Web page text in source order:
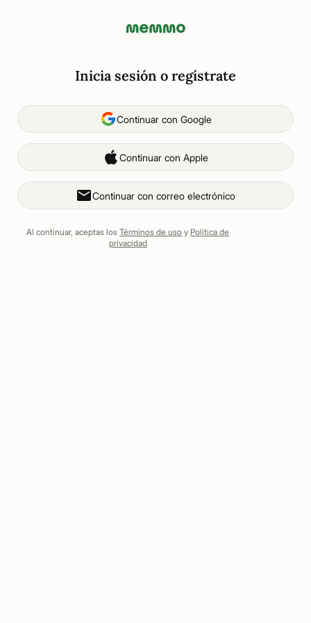
Inicia sesión o regístrate
Continuar con Google
Continuar con Apple
Continuar con correo electrónico
Al continuar, aceptas los Términos de uso y Política de
privacidad